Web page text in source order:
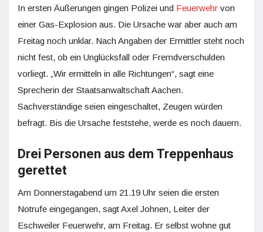
In ersten Äußerungen gingen Polizei und Feuerwehr von
einer Gas-Explosion aus. Die Ursache war aber auch am
Freitag noch unklar. Nach Angaben der Ermittler steht noch
nicht fest, ob ein Unglücksfall oder Fremdverschulden
vorliegt. „Wir ermitteln in alle Richtungen“, sagt eine
Sprecherin der Staatsanwaltschaft Aachen.
Sachverständige seien eingeschaltet, Zeugen würden
befragt. Bis die Ursache feststehe, werde es noch dauern.
Drei Personen aus dem Treppenhaus
gerettet
Am Donnerstagabend um 21.19 Uhr seien die ersten
Notrufe eingegangen, sagt Axel Johnen, Leiter der
Eschweiler Feuerwehr, am Freitag. Er selbst wohne gut